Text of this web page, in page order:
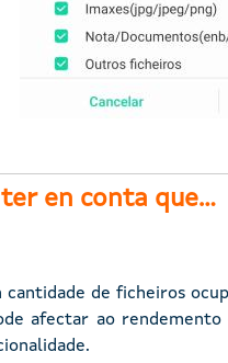
en conta que...
cantidade de ficheiros
afectar ao